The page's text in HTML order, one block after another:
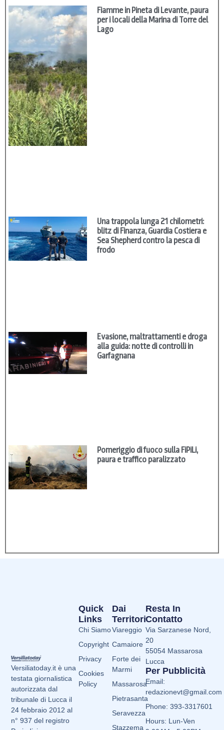
Fiamme in Pineta di Levante, paura
per i locali della Marina di Torre del
Lago
Una trappola lunga 21 chilometri:
blitz di Finanza, Guardia Costiera e
Sea Shepherd contro la pesca di
frodo
Evasione, maltrattamenti e droga
alla guida: notte di controlli in
Garfagnana
Pomeriggio di fuoco sulla FiPiLi,
paura e traffico paralizzato
Versiliatoday.it è una
testata giornalistica
autorizzata dal
tribunale di Lucca il
24 febbraio 2012 al
n° 937 del registro
Dai
Territori
Viareggio
Camaiore
Forte dei
Marmi
Massarosa
Pietrasanta
Seravezza
Stazzema
Quick
Links
Chi Siamo
Copyright
Privacy
Cookies
Policy
Resta In
Contatto
Via Sarzanese Nord,
20
55054 Massarosa
Lucca
Per Pubblicità
Email:
redazionevt@gmail.com
Phone: 393-3317601
Hours: Lun-Ven